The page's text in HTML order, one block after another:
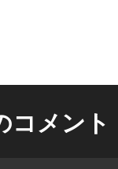
コメント